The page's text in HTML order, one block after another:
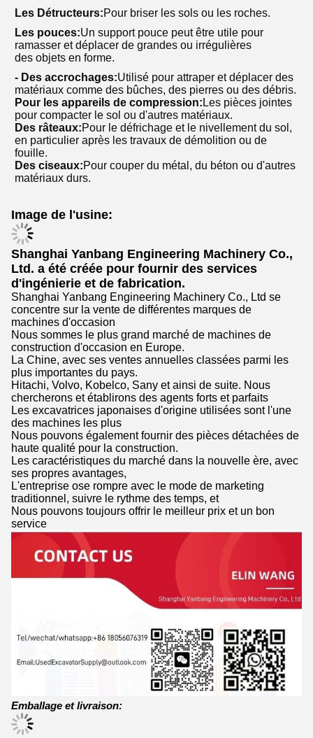
Les Détructeurs:Pour briser les sols ou les roches.
Les pouces:Un support pouce peut être utile pour
ramasser et déplacer de grandes ou irrégulières
des objets en forme.
- Des accrochages:Utilisé pour attraper et déplacer des
matériaux comme des bûches, des pierres ou des débris.
Pour les appareils de compression: Les pièces jointes
pour compacter le sol ou d'autres matériaux.
Des râteaux:Pour le défrichage et le nivellement du sol,
en particulier après les travaux de démolition ou de
fouille.
Des ciseaux:Pour couper du métal, du béton ou d'autres
matériaux durs.
Image de l'usine:
Shanghai Yanbang Engineering Machinery Co.,
Ltd. a été créée pour fournir des services
d'ingénierie et de fabrication.
Shanghai Yanbang Engineering Machinery Co., Ltd se
concentre sur la vente de différentes marques de
machines d'occasion
Nous sommes le plus grand marché de machines de
construction d'occasion en Europe.
La Chine, avec ses ventes annuelles classées parmi les
plus importantes du pays.
Hitachi, Volvo, Kobelco, Sany et ainsi de suite. Nous
chercherons et établirons des agents forts et parfaits
Les excavatrices japonaises d'origine utilisées sont l'une
des machines les plus
Nous pouvons également fournir des pièces détachées de
haute qualité pour la construction.
Les caractéristiques du marché dans la nouvelle ère, avec
ses propres avantages,
L'entreprise ose rompre avec le mode de marketing
traditionnel, suivre le rythme des temps, et
Nous pouvons toujours offrir le meilleur prix et un bon
service
Emballage et livraison: